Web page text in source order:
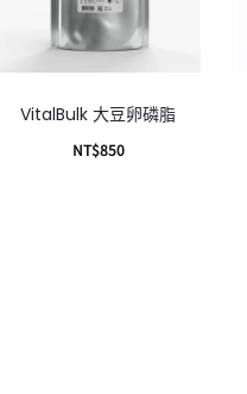
VitalBulk 大豆卵磷脂
NT$850